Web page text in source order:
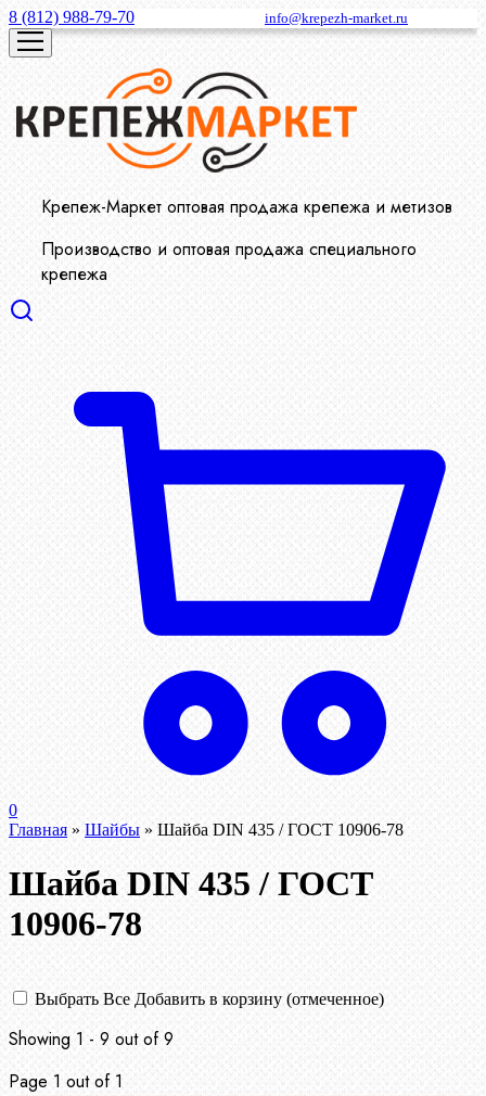
8 (812) 988-79-70 info@krepezh-market.ru
Крепеж-Маркет оптовая продажа крепежа и метизов
Производство и оптовая продажа специального
крепежа
0
Главная » Шайбы » Шайба DIN 435 / ГОСТ 10906-78
Шайба DIN 435 / ГОСТ
10906-78
Выбрать Все Добавить в корзину (отмеченное)
Showing 1 - 9 out of 9
Page 1 out of 1